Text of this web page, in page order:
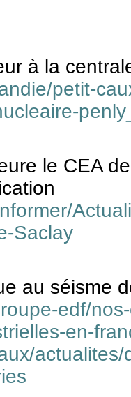
à la
petit-
le CEA
Saclay
au séisme
edf/
en-